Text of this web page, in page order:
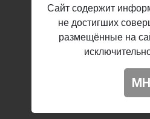
Сайт содержит
не достигших
размещённые на